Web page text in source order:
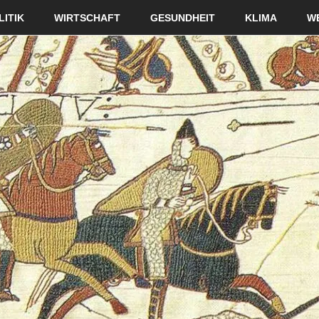
WIRTSCHAFT GESUNDHEIT KLIMA